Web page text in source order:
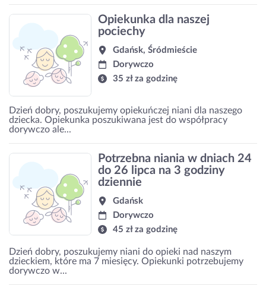
Opiekunka dla naszej
pociechy
Gdańsk, Śródmieście
Dorywczo
35 zł za godzinę
Dzień dobry, poszukujemy opiekuńczej niani dla naszego
dziecka. Opiekunka poszukiwana jest do współpracy
dorywczo ale...
Potrzebna niania w dniach 24
do 26 lipca na 3 godziny
dziennie
Gdańsk
Dorywczo
45 zł za godzinę
Dzień dobry, poszukujemy niani do opieki nad naszym
dzieckiem, które ma 7 miesięcy. Opiekunki potrzebujemy
dorywczo w...